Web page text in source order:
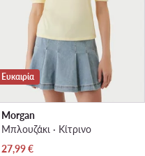
Ευκαιρία
Morgan
Μπλουζάκι · Κίτρινο
Τρέχουσα τιμή
27,99€